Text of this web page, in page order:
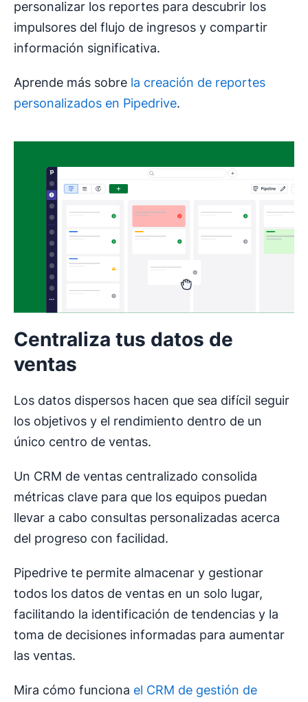
personalizar los reportes para descubrir los
impulsores del flujo de ingresos y compartir
información significativa.
Aprende más sobre la creación de reportes
personalizados en Pipedrive.
Centraliza tus datos de
ventas
Los datos dispersos hacen que sea difícil seguir
los objetivos y el rendimiento dentro de un
único centro de ventas.
Un CRM de ventas centralizado consolida
métricas clave para que los equipos puedan
llevar a cabo consultas personalizadas acerca
del progreso con facilidad.
Pipedrive te permite almacenar y gestionar
todos los datos de ventas en un solo lugar,
facilitando la identificación de tendencias y la
toma de decisiones informadas para aumentar
las ventas.
Mira cómo funciona el CRM de gestión de